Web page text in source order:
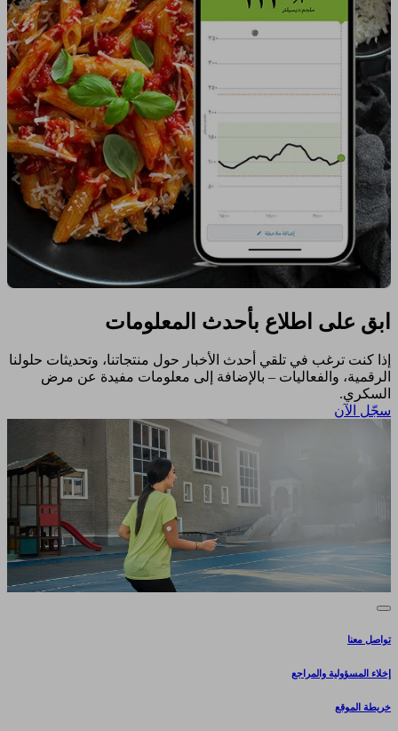
ابق على اطلاع بأحدث المعلومات
إذا كنت ترغب في تلقي أحدث الأخبار حول منتجاتنا، وتحديثات حلولنا
الرقمية، والفعاليات – بالإضافة إلى معلومات مفيدة عن مرض
السكري.​
سجّل الآن​
تواصل معنا
إخلاء المسؤولية والمراجع
خريطة الموقع